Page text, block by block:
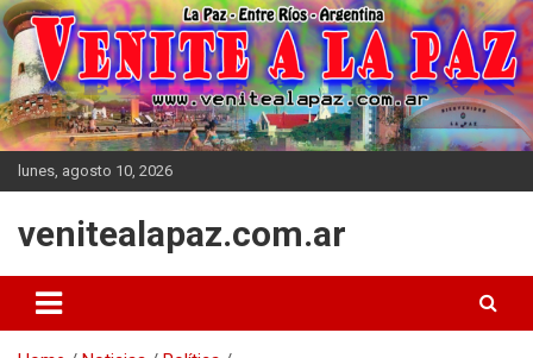
Skip
to
content
lunes, agosto 10, 2026
venitealapaz.com.ar